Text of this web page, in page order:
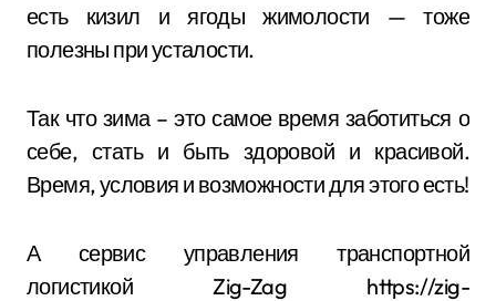
есть кизил и ягоды жимолости — тоже
полезны при усталости.
Так что зима – это самое время заботиться о
себе, стать и быть здоровой и красивой.
Время, условия и возможности для этого есть!
А сервис управления транспортной
логистикой Zig-Zag https://zig-